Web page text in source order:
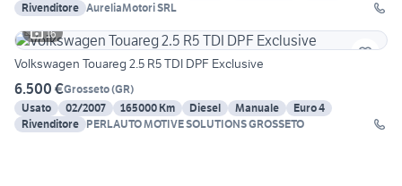
Rivenditore AureliaMotori SRL
16
Volkswagen Touareg 2.5 R5 TDI DPF Exclusive
6.500 €Grosseto(GR)
Usato
02/2007 165000 Km Diesel Manuale
Euro 4
Rivenditore PERLAUTO MOTIVE SOLUTIONS GROSSETO